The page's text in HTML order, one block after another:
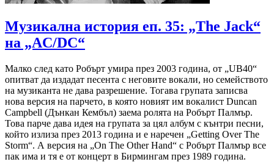
Музикална история еп. 35: „The Jack“
на „AC/DC“
Малко след като Робърт умира през 2003 година, от „UB40“
опитват да издадат песента с неговите вокали, но семейството
на музиканта не дава разрешение. Тогава групата записва
нова версия на парчето, в която новият им вокалист Duncan
Campbell (Дънкан Кембъл) заема ролята на Робърт Палмър.
Това парче дава идея на групата за цял албум с кънтри песни,
който излиза през 2013 година и е наречен „Getting Over The
Storm“. А версия на „On The Other Hand“ с Робърт Палмър все
пак има и тя е от концерт в Бирмингам през 1989 година.